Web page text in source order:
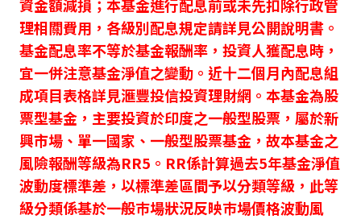
資金額減損；本基金進行配息前或未先扣除行政管
理相關費用，各級別配息規定請詳見公開說明書。
基金配息率不等於基金報酬率，投資人獲配息時，
宜一併注意基金淨值之變動。近十二個月內配息組
成項目表格詳見滙豐投信投資理財網。本基金為股
票型基金，主要投資於印度之一般型股票，屬於新
興市場、單一國家、一般型股票基金，故本基金之
風險報酬等級為RR5。RR係計算過去5年基金淨值
波動度標準差，以標準差區間予以分類等級，此等
級分類係基於一般巿場狀況反映巿場價格波動風